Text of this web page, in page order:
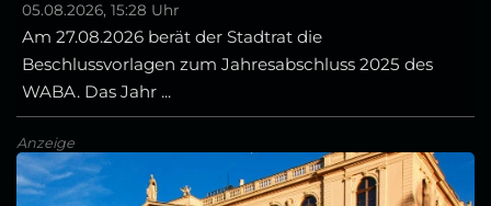
05.08.2026, 15:28 Uhr
Am 27.08.2026 berät der Stadtrat die
Beschlussvorlagen zum Jahresabschluss 2025 des
WABA. Das Jahr ...
Anzeige